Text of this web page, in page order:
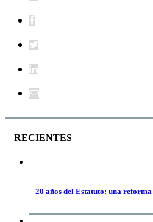
RECIENTES
20 años del Estatuto: una